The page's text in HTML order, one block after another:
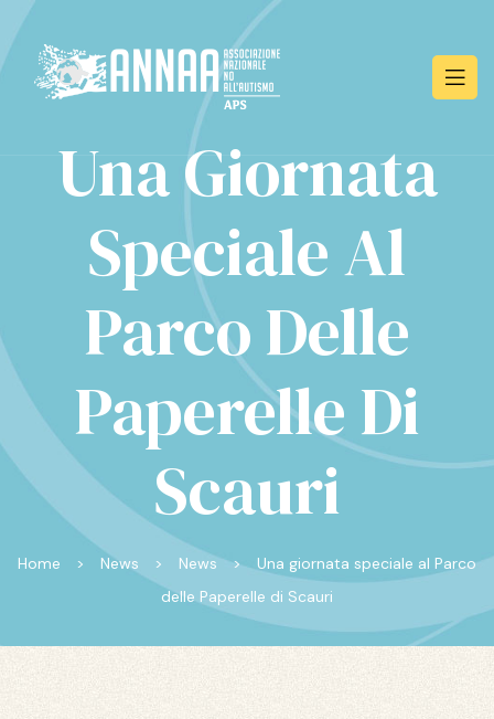
Una Giornata
Speciale Al
Parco Delle
Paperelle Di
Scauri
Home > News > News > Una giornata speciale al Parco
delle Paperelle di Scauri